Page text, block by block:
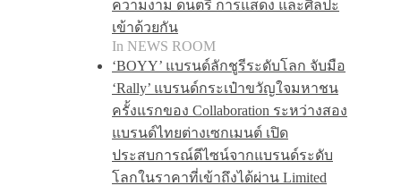
ความงาม ดนตรี การแสดง และศิลปะ
เข้าด้วยกัน
In NEWS ROOM
‘BOYY’ แบรนด์ลักชูรีระดับโลก จับมือ
‘Rally’ แบรนด์กระเป๋าขวัญใจมหาชน
ครั้งแรกของ Collaboration ระหว่างสอง
แบรนด์ไทยต่างเซกเมนต์ เปิด
ประสบการณ์ดีไซน์จากแบรนด์ระดับ
โลกในราคาที่เข้าถึงได้ผ่าน Limited